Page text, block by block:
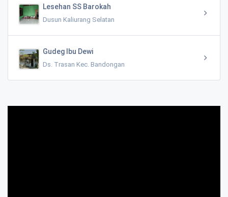
Lesehan SS Barokah
Dusun Kaliurang Selatan
Gudeg Ibu Dewi
Ds. Trasan Kec. Bandongan